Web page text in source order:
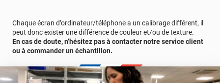
d'échantillons gratuite.
Chaque écran d’ordinateur/téléphone a un calibrage différent, il
peut donc exister une différence de couleur et/ou de texture.
En cas de doute, n’hésitez pas à contacter notre service client
ou à commander un échantillon.